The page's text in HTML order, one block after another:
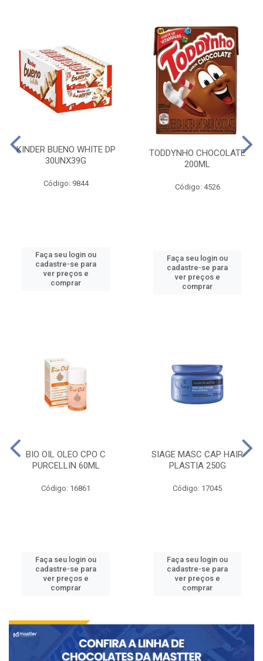
KINDER BUENO WHITE DP
30UNX39G
Código: 9844
Faça seu login ou
cadastre-se para
ver preços e
comprar
TODDYNHO CHOCOLATE
200ML
Código: 4526
Faça seu login ou
cadastre-se para
ver preços e
comprar
BIO OIL OLEO CPO C
PURCELLIN 60ML
Código: 16861
Faça seu login ou
cadastre-se para
ver preços e
comprar
SIAGE MASC CAP HAIR
PLASTIA 250G
Código: 17045
Faça seu login ou
cadastre-se para
ver preços e
comprar